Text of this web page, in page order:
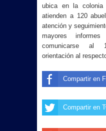
ubica en la
atienden a 120
atención y
mayores
comunicarse al
orientación al
Compartir en
Compartir en